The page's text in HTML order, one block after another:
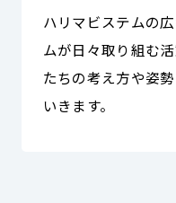
ハリマビステムの
ムが日々取り組む
たちの考え方や姿
いきます。